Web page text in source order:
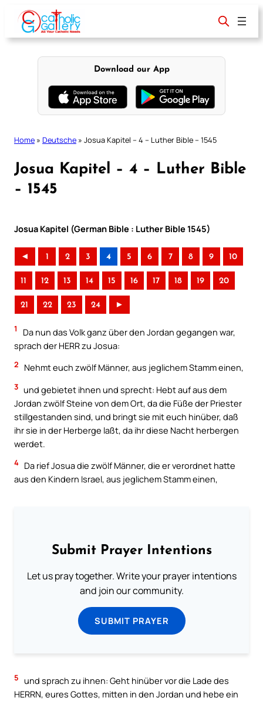
content
Download our App
Home » Deutsche » Josua Kapitel – 4 – Luther Bible – 1545
Josua Kapitel – 4 – Luther Bible
– 1545
Josua Kapitel (German Bible : Luther Bible 1545)
◄ 1 2 3 4 5 6 7 8 9 10
11 12 13 14 15 16 17 18 19 20
21 22 23 24 ►
1
Da nun das Volk ganz über den Jordan gegangen war,
sprach der HERR zu Josua:
2 Nehmt euch zwölf Männer, aus jeglichem Stamm einen,
3 und gebietet ihnen und sprecht: Hebt auf aus dem
Jordan zwölf Steine von dem Ort, da die Füße der Priester
stillgestanden sind, und bringt sie mit euch hinüber, daß
ihr sie in der Herberge laßt, da ihr diese Nacht herbergen
werdet.
4 Da rief Josua die zwölf Männer, die er verordnet hatte
aus den Kindern Israel, aus jeglichem Stamm einen,
Submit Prayer Intentions
Let us pray together. Write your prayer intentions
and join our community.
SUBMIT PRAYER
5 und sprach zu ihnen: Geht hinüber vor die Lade des
HERRN, eures Gottes, mitten in den Jordan und hebe ein